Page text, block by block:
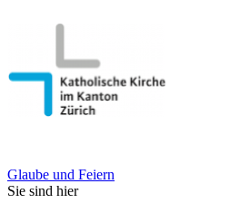
Glaube und Feiern
Sie sind hier